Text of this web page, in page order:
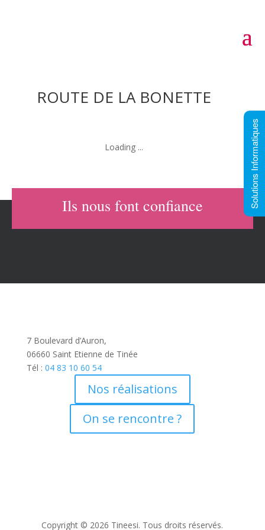
ROUTE DE LA BONETTE
Ils nous font confiance
7 Boulevard d’Auron,
06660 Saint Etienne de Tinée
Tél : 04 83 10 60 54
Nos réalisations
On se rencontre ?
Copyright © 2026 Tineesi. Tous droits réservés.
Solutions Informatiques